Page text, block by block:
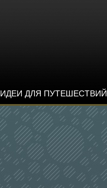
ИДЕИ ДЛЯ ПУТЕШЕСТВИЙ